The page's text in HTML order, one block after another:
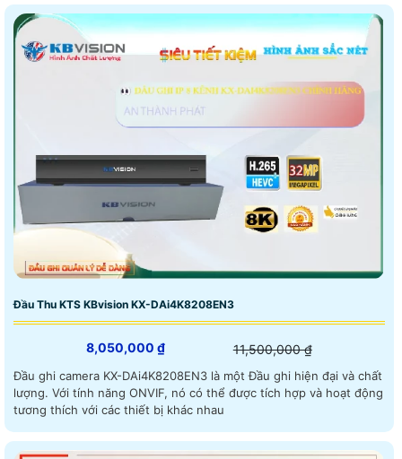
Đầu Thu KTS KBvision KX-DAi4K8208EN3
8,050,000 ₫ 11,500,000 ₫
Đầu ghi camera KX-DAi4K8208EN3 là một Đầu ghi hiện đại và chất
lượng. Với tính năng ONVIF, nó có thể được tích hợp và hoạt động
tương thích với các thiết bị khác nhau